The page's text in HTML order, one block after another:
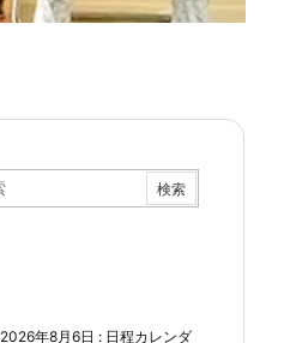
2026年8月6日 : 日程カレンダ